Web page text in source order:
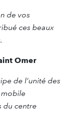
de vos
ces beaux
Omer
de l’unité des
mobile
du centre